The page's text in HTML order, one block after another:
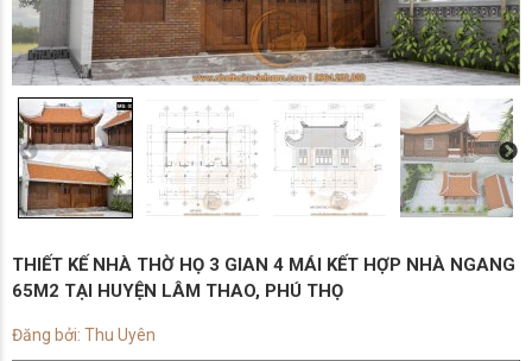
THIẾT KẾ NHÀ THỜ HỌ 3 GIAN 4 MÁI KẾT HỢP NHÀ NGANG
65M2 TẠI HUYỆN LÂM THAO, PHÚ THỌ
Đăng bởi: Thu Uyên